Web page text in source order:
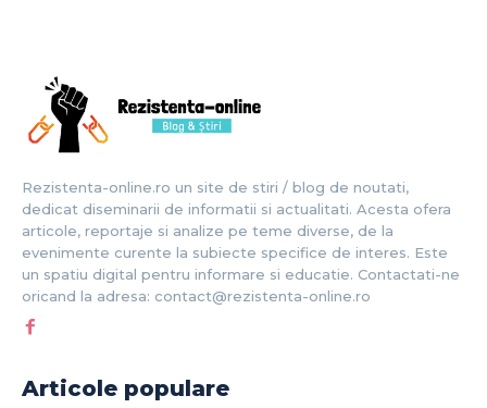
Rezistenta-online.ro un site de stiri / blog de noutati,
dedicat diseminarii de informatii si actualitati. Acesta ofera
articole, reportaje si analize pe teme diverse, de la
evenimente curente la subiecte specifice de interes. Este
un spatiu digital pentru informare si educatie. Contactati-ne
oricand la adresa: contact@rezistenta-online.ro
Articole populare